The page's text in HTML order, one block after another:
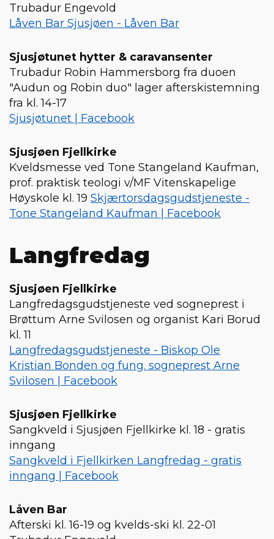
Trubadur Engevold
Låven Bar Sjusjøen - Låven Bar
Sjusjøtunet hytter & caravansenter
Trubadur Robin Hammersborg fra duoen
"Audun og Robin duo" lager afterskistemning
fra kl. 14-17
Sjusjøtunet | Facebook
Sjusjøen Fjellkirke
Kveldsmesse ved Tone Stangeland Kaufman,
prof. praktisk teologi v/MF Vitenskapelige
Høyskole kl. 19 Skjærtorsdagsgudstjeneste -
Tone Stangeland Kaufman | Facebook
Langfredag
Sjusjøen Fjellkirke
Langfredagsgudstjeneste ved sogneprest i
Brøttum Arne Svilosen og organist Kari Borud
kl. 11
Langfredagsgudstjeneste - Biskop Ole
Kristian Bonden og fung. sogneprest Arne
Svilosen | Facebook
Sjusjøen Fjellkirke
Sangkveld i Sjusjøen Fjellkirke kl. 18 - gratis
inngang
Sangkveld i Fjellkirken Langfredag - gratis
inngang | Facebook
Låven Bar
Afterski kl. 16-19 og kvelds-ski kl. 22-01